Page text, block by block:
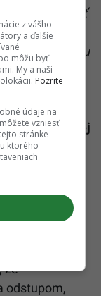
v živote, začať
prečo
po roku
a čas,
to.Tešíme
sa na
správnej
že
odstupom,
z vášho
a ďalšie
môžu byť
My a naši
Pozrite
údaje na
vzniesť
stránke
ktorého